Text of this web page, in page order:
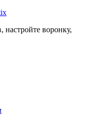
настройте воронку,